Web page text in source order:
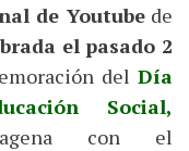
de Youtubede
el pasado 2
del Día
Social,
con el